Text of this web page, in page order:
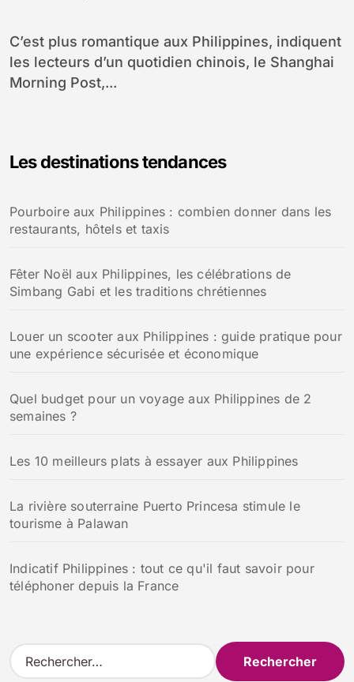
C’est plus romantique aux Philippines, indiquent
les lecteurs d’un quotidien chinois, le Shanghai
Morning Post,...
Les destinations tendances
Pourboire aux Philippines : combien donner dans les
restaurants, hôtels et taxis
Fêter Noël aux Philippines, les célébrations de
Simbang Gabi et les traditions chrétiennes
Louer un scooter aux Philippines : guide pratique pour
une expérience sécurisée et économique
Quel budget pour un voyage aux Philippines de 2
semaines ?
Les 10 meilleurs plats à essayer aux Philippines
La rivière souterraine Puerto Princesa stimule le
tourisme à Palawan
Indicatif Philippines : tout ce qu'il faut savoir pour
téléphoner depuis la France
R
e